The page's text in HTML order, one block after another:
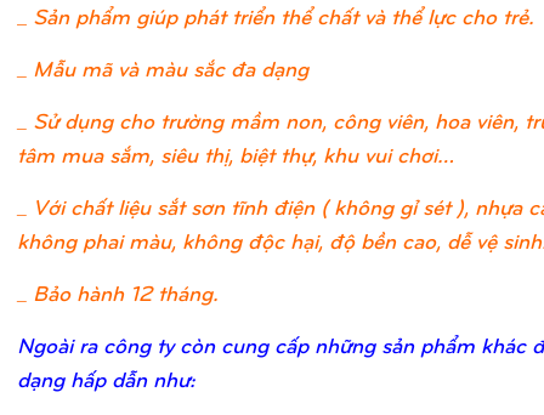
Sản phẩm giúp phát triển thể chất và thể lực cho trẻ.
_ Mẫu mã và màu sắc đa dạng
_ Sử dụng cho trường mầm non, công viên, hoa viên,
tâm mua sắm, siêu thị, biệt thự, khu vui chơi…
_ Với chất liệu sắt sơn tĩnh điện ( không gỉ sét ), nhựa
không phai màu, không độc hại, độ bền cao, dễ vệ
_ Bảo hành 12 tháng.
Ngoài ra công ty còn cung cấp những sản phẩm khác
dạng hấp dẫn như: